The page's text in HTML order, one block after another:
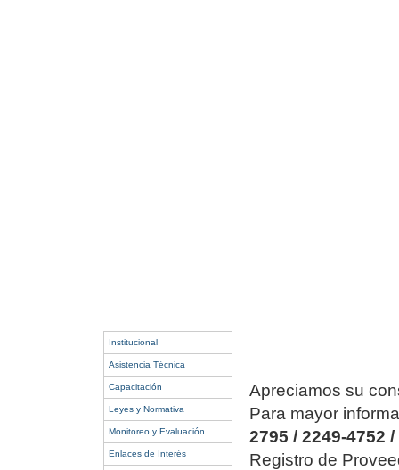
Institucional
Asistencia Técnica
Capacitación
Leyes y Normativa
Monitoreo y Evaluación
Enlaces de Interés
Apreciamos su
Para mayor
2795 / 2249-4752
Registro de